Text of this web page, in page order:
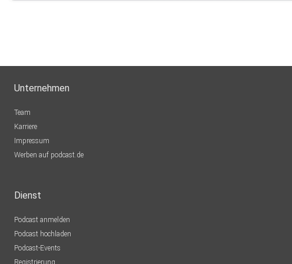
Unternehmen
Team
Karriere
Impressum
Werben auf podcast.de
Dienst
Podcast anmelden
Podcast hochladen
Podcast-Events
Registrierung